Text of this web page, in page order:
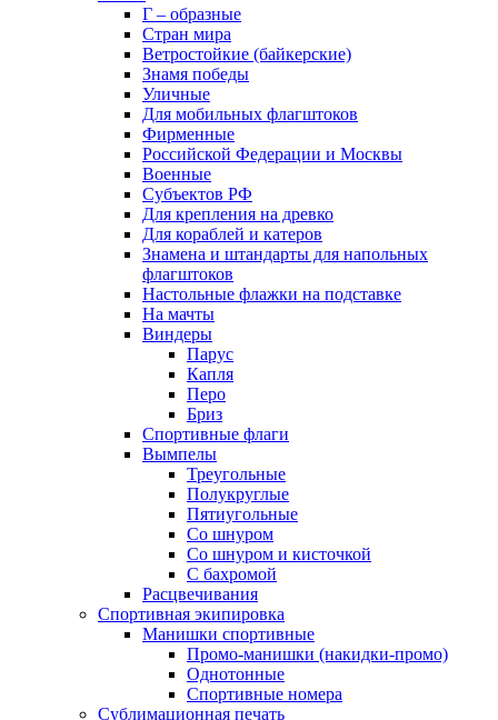
Г – образные
Стран мира
Ветростойкие (байкерские)
Знамя победы
Уличные
Для мобильных флагштоков
Фирменные
Российской Федерации и Москвы
Военные
Субъектов РФ
Для крепления на древко
Для кораблей и катеров
Знамена и штандарты для напольных
флагштоков
Настольные флажки на подставке
На мачты
Виндеры
Парус
Капля
Перо
Бриз
Спортивные флаги
Вымпелы
Треугольные
Полукруглые
Пятиугольные
Со шнуром
Со шнуром и кисточкой
С бахромой
Расцвечивания
Спортивная экипировка
Манишки спортивные
Промо-манишки (накидки-промо)
Однотонные
Спортивные номера
Сублимационная печать